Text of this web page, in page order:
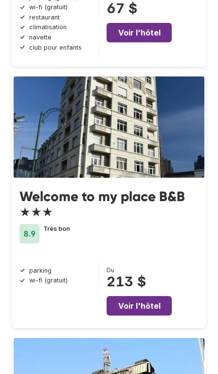
wi-fi (gratuit)
restaurant
climatisation
navette
club pour enfants
67 $
Voir l'hôtel
Welcome to my place B&B
★★★
8.9
Très bon
parking
wi-fi (gratuit)
Du
213 $
Voir l'hôtel